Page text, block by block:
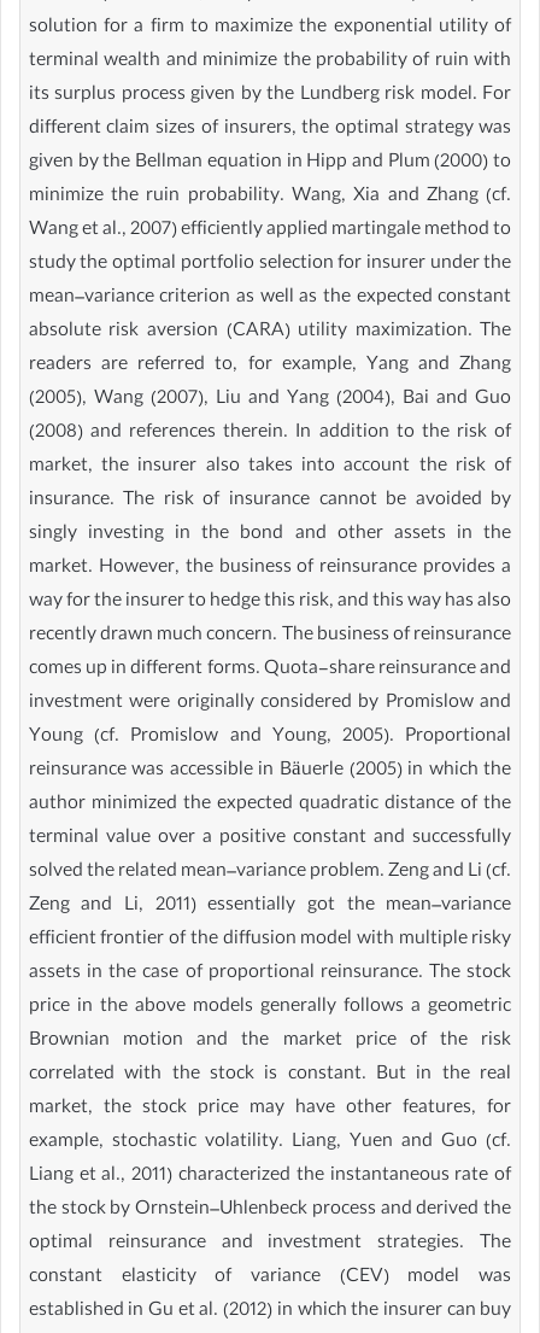
solution for a firm to maximize the exponential utility of
terminal wealth and minimize the probability of ruin with
its surplus process given by the Lundberg risk model. For
different claim sizes of insurers, the optimal strategy was
given by the Bellman equation in Hipp and Plum (2000) to
minimize the ruin probability. Wang, Xia and Zhang (cf.
Wang et al., 2007) efficiently applied martingale method to
study the optimal portfolio selection for insurer under the
mean–variance criterion as well as the expected constant
absolute risk aversion (CARA) utility maximization. The
readers are referred to, for example, Yang and Zhang
(2005), Wang (2007), Liu and Yang (2004), Bai and Guo
(2008) and references therein. In addition to the risk of
market, the insurer also takes into account the risk of
insurance. The risk of insurance cannot be avoided by
singly investing in the bond and other assets in the
market. However, the business of reinsurance provides a
way for the insurer to hedge this risk, and this way has also
recently drawn much concern. The business of reinsurance
comes up in different forms. Quota-share reinsurance and
investment were originally considered by Promislow and
Young (cf. Promislow and Young, 2005). Proportional
reinsurance was accessible in Bäuerle (2005) in which the
author minimized the expected quadratic distance of the
terminal value over a positive constant and successfully
solved the related mean–variance problem. Zeng and Li (cf.
Zeng and Li, 2011) essentially got the mean–variance
efficient frontier of the diffusion model with multiple risky
assets in the case of proportional reinsurance. The stock
price in the above models generally follows a geometric
Brownian motion and the market price of the risk
correlated with the stock is constant. But in the real
market, the stock price may have other features, for
example, stochastic volatility. Liang, Yuen and Guo (cf.
Liang et al., 2011) characterized the instantaneous rate of
the stock by Ornstein–Uhlenbeck process and derived the
optimal reinsurance and investment strategies. The
constant elasticity of variance (CEV) model was
established in Gu et al. (2012) in which the insurer can buy